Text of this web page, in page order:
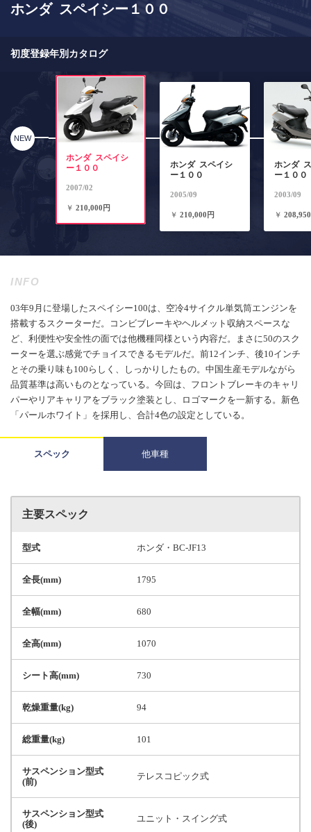
ホンダ スペイシー１００
初度登録年別カタログ
NEW
ホンダ スペイシ
ー１００
2007/02
￥ 210,000円
ホンダ スペイシ
ー１００
2005/09
￥ 210,000円
ホンダ
ー１００
2003/09
￥
INFO
03年9月に登場したスペイシー100は、空冷4サイクル単気筒エンジンを
搭載するスクーターだ。コンビブレーキやヘルメット収納スペースな
ど、利便性や安全性の面では他機種同様という内容だ。まさに50のスク
ーターを選ぶ感覚でチョイスできるモデルだ。前12インチ、後10インチ
とその乗り味も100らしく、しっかりしたもの。中国生産モデルながら
品質基準は高いものとなっている。今回は、フロントブレーキのキャリ
パーやリアキャリアをブラック塗装とし、ロゴマークを一新する。新色
「パールホワイト」を採用し、合計4色の設定としている。
スペック 他車種
主要スペック
型式 ホンダ・BC-JF13
全長(mm) 1795
全幅(mm) 680
全高(mm) 1070
シート高(mm) 730
乾燥重量(kg) 94
総重量(kg) 101
サスペンション型式
(前)
テレスコピック式
サスペンション型式
(後)
ユニット・スイング式